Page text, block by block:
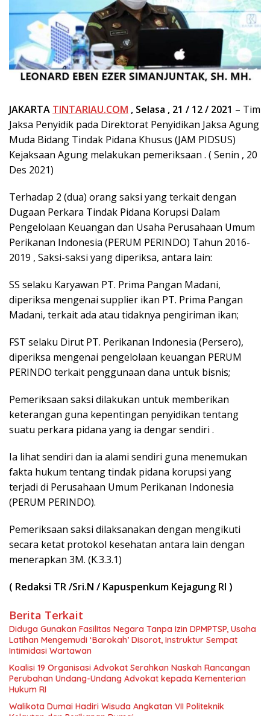
JAKARTA TINTARIAU.COM , Selasa , 21 / 12 / 2021 – Tim
Jaksa Penyidik pada Direktorat Penyidikan Jaksa Agung
Muda Bidang Tindak Pidana Khusus (JAM PIDSUS)
Kejaksaan Agung melakukan pemeriksaan . ( Senin , 20
Des 2021)
Terhadap 2 (dua) orang saksi yang terkait dengan
Dugaan Perkara Tindak Pidana Korupsi Dalam
Pengelolaan Keuangan dan Usaha Perusahaan Umum
Perikanan Indonesia (PERUM PERINDO) Tahun 2016-
2019 , Saksi-saksi yang diperiksa, antara lain:
SS selaku Karyawan PT. Prima Pangan Madani,
diperiksa mengenai supplier ikan PT. Prima Pangan
Madani, terkait ada atau tidaknya pengiriman ikan;
FST selaku Dirut PT. Perikanan Indonesia (Persero),
diperiksa mengenai pengelolaan keuangan PERUM
PERINDO terkait penggunaan dana untuk bisnis;
Pemeriksaan saksi dilakukan untuk memberikan
keterangan guna kepentingan penyidikan tentang
suatu perkara pidana yang ia dengar sendiri .
Ia lihat sendiri dan ia alami sendiri guna menemukan
fakta hukum tentang tindak pidana korupsi yang
terjadi di Perusahaan Umum Perikanan Indonesia
(PERUM PERINDO).
Pemeriksaan saksi dilaksanakan dengan mengikuti
secara ketat protokol kesehatan antara lain dengan
menerapkan 3M. (K.3.3.1)
( Redaksi TR /Sri.N / Kapuspenkum Kejagung RI )
Berita Terkait
Diduga Gunakan Fasilitas Negara Tanpa Izin DPMPTSP, Usaha
Latihan Mengemudi ‘Barokah’ Disorot, Instruktur Sempat
Intimidasi Wartawan
Koalisi 19 Organisasi Advokat Serahkan Naskah Rancangan
Perubahan Undang-Undang Advokat kepada Kementerian
Hukum RI
Walikota Dumai Hadiri Wisuda Angkatan VII Politeknik